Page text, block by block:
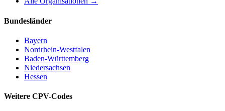
Bundesländer
Bayern
Nordrhein-Westfalen
Baden-Württemberg
Niedersachsen
Hessen
Weitere CPV-Codes